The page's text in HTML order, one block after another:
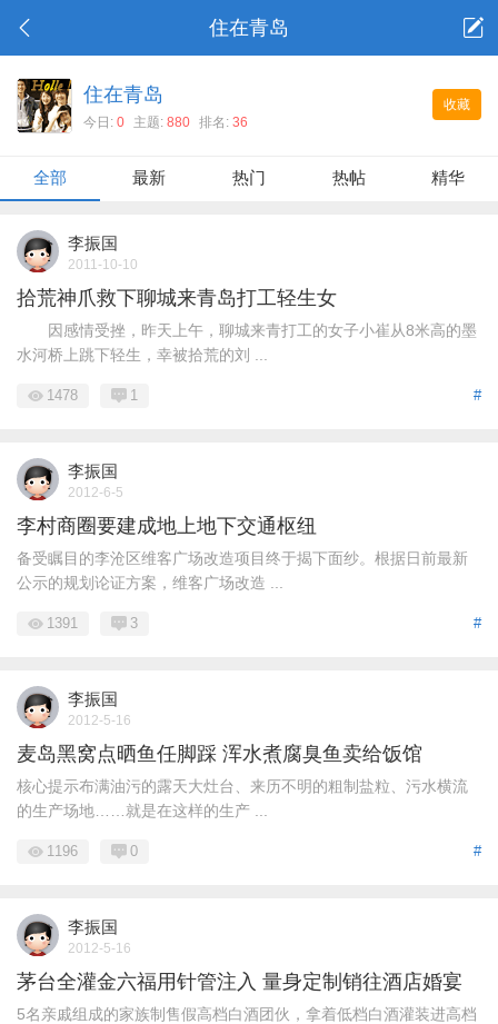
住在青岛
收藏
住在青岛
今日: 0 主题: 880 排名: 36
全部 最新 热门 热帖 精华
李振国
2011-10-10
拾荒神爪救下聊城来青岛打工轻生女
因感情受挫，昨天上午，聊城来青打工的女子小崔从8米高的墨
水河桥上跳下轻生，幸被拾荒的刘 ...
#
1478 1
李振国
2012-6-5
李村商圈要建成地上地下交通枢纽
备受瞩目的李沧区维客广场改造项目终于揭下面纱。根据日前最新
公示的规划论证方案，维客广场改造 ...
#
1391 3
李振国
2012-5-16
麦岛黑窝点晒鱼任脚踩 浑水煮腐臭鱼卖给饭馆
核心提示布满油污的露天大灶台、来历不明的粗制盐粒、污水横流
的生产场地……就是在这样的生产 ...
#
1196 0
李振国
2012-5-16
茅台全灌金六福用针管注入 量身定制销往酒店婚宴
5名亲戚组成的家族制售假高档白酒团伙，拿着低档白酒灌装进高档